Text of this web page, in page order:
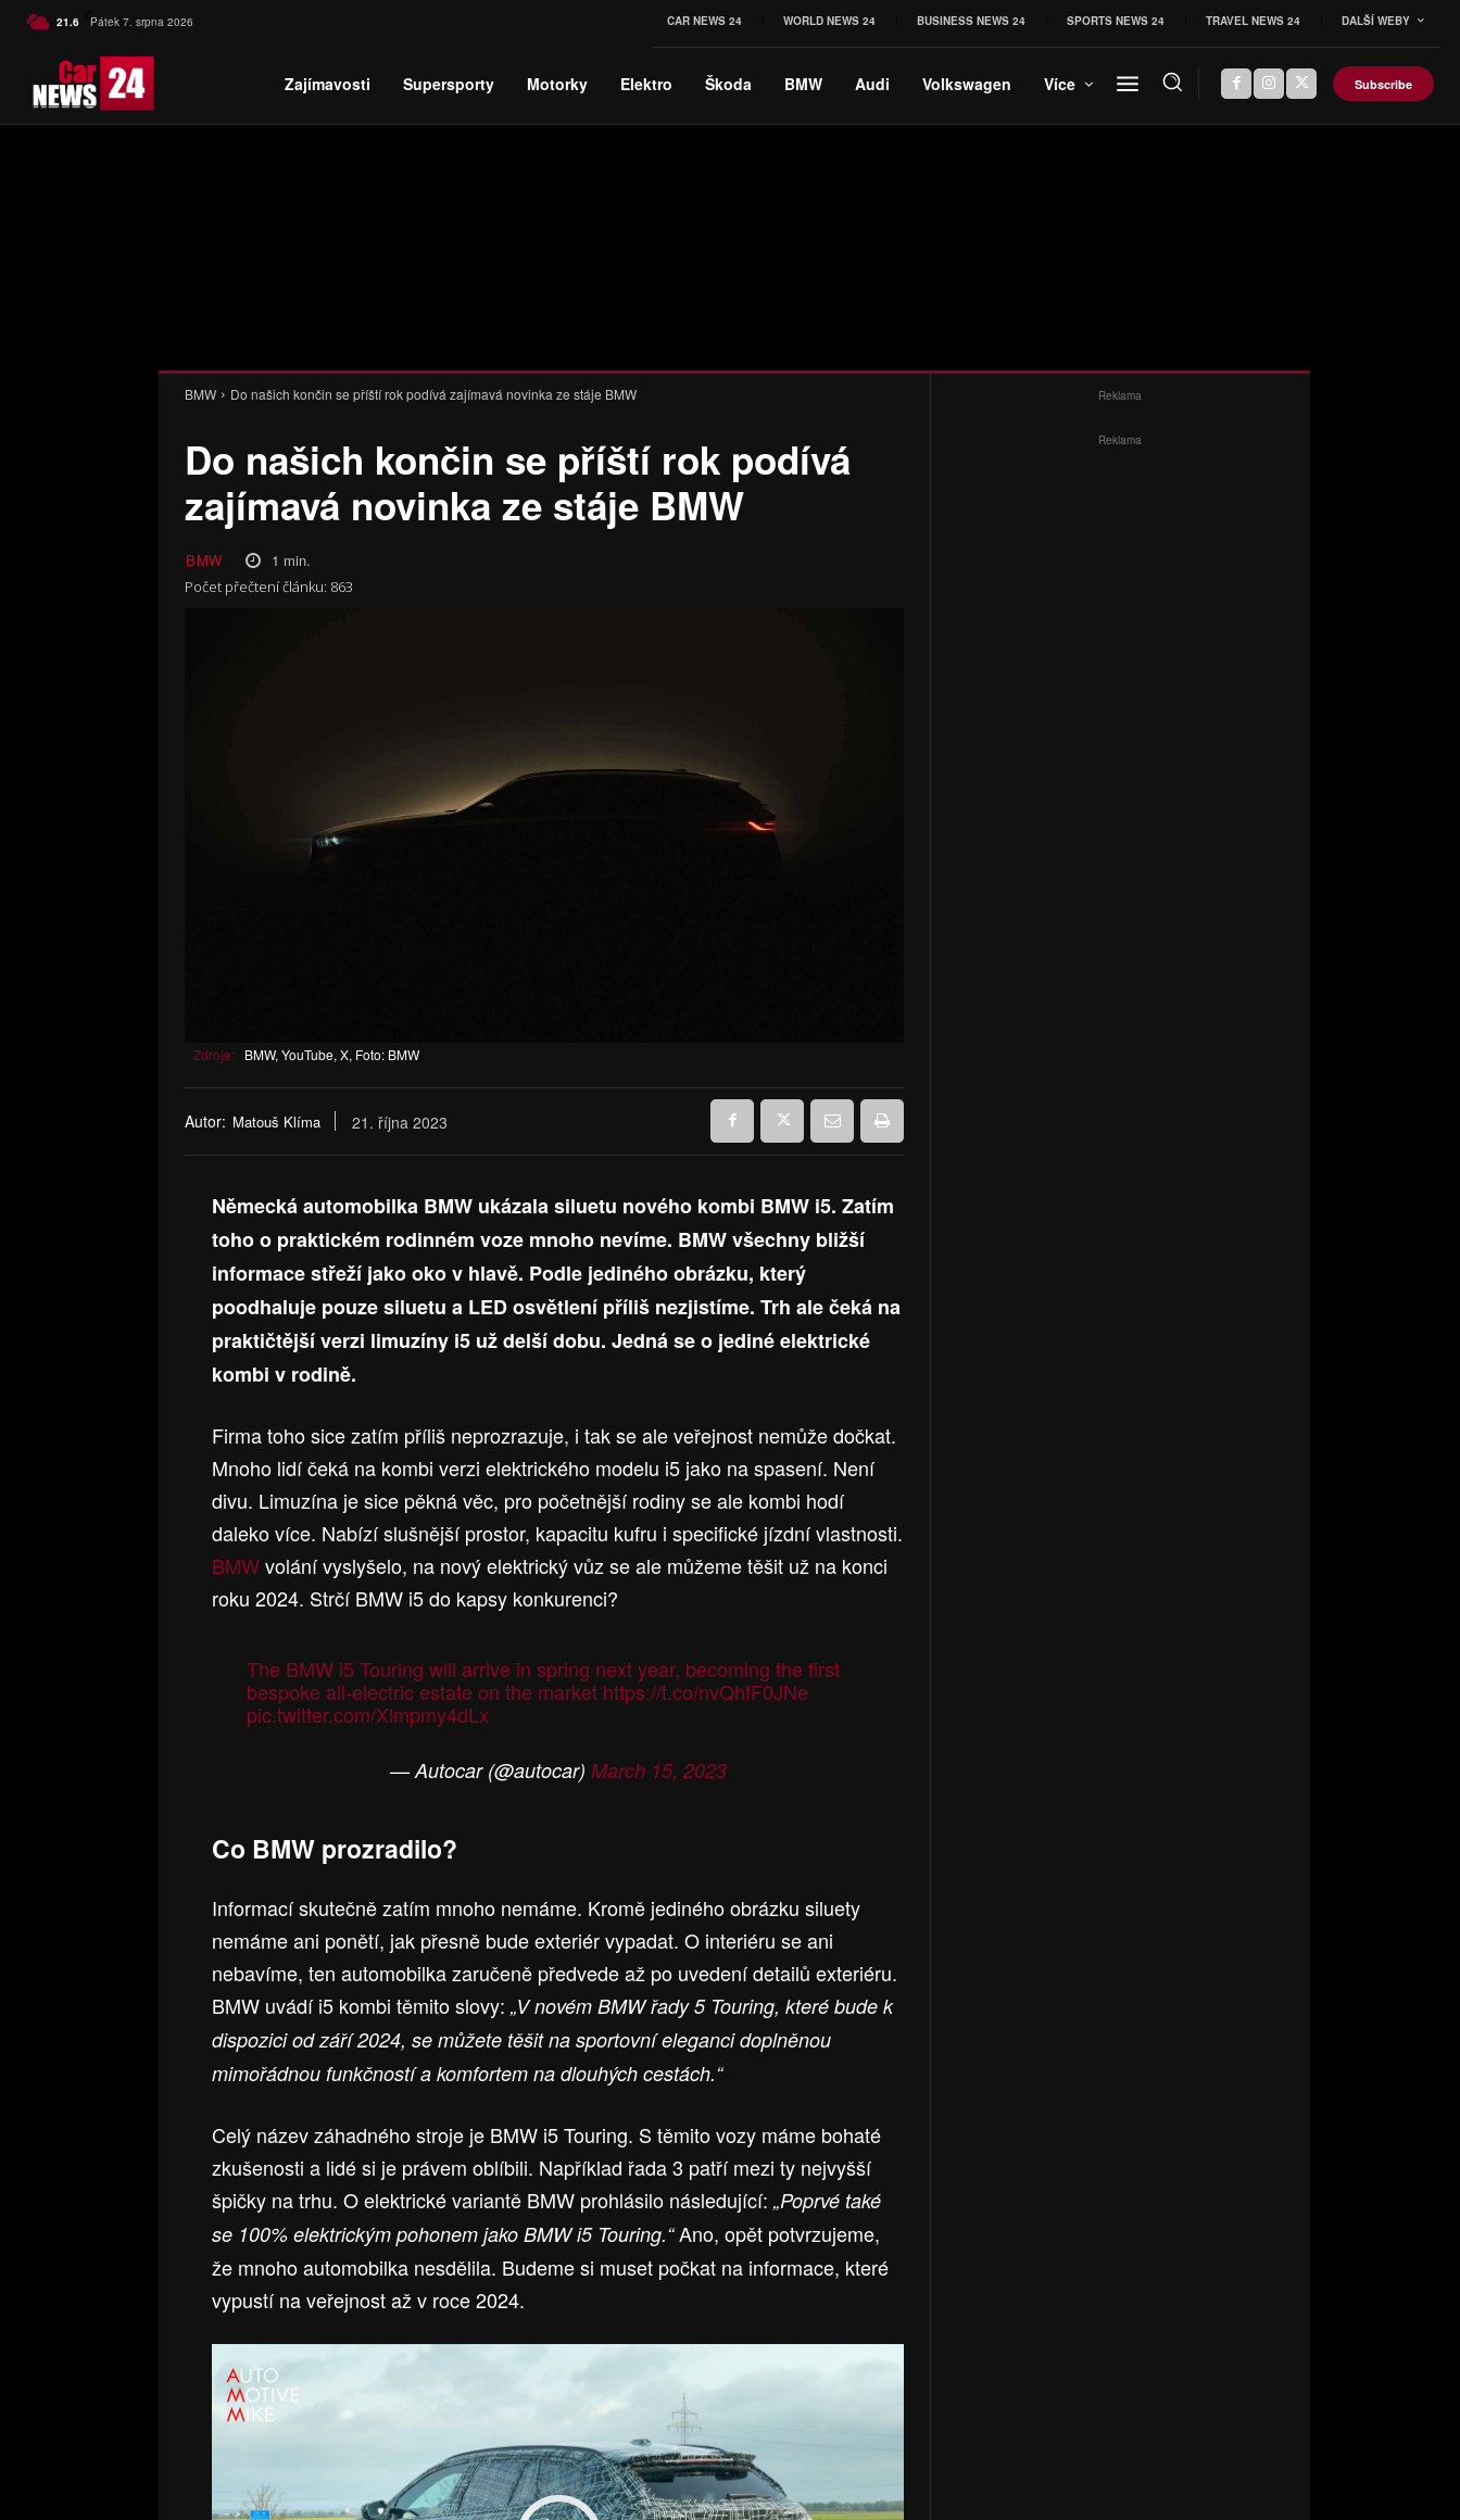
21.6 C Czech
Pátek 7. srpna 2026 CAR NEWS 24 WORLD NEWS 24 BUSINESS NEWS 24 SPORTS NEWS 24 TRAVEL NEWS 24 DALŠÍ WEBY
Zajímavosti Supersporty Motorky Elektro Škoda BMW Audi Volkswagen Více Subscribe
BMW Do našich končin se příští rok podívá zajímavá novinka ze stáje BMW
Do našich končin se příští rok podívá
zajímavá novinka ze stáje BMW
BMW 1 min.
Počet přečtení článku: 863
Zdroje: BMW, YouTube, X, Foto: BMW
Autor: Matouš Klíma 21. října 2023
Německá automobilka BMW ukázala siluetu nového kombi BMW i5. Zatím
toho o praktickém rodinném voze mnoho nevíme. BMW všechny bližší
informace střeží jako oko v hlavě. Podle jediného obrázku, který
poodhaluje pouze siluetu a LED osvětlení příliš nezjistíme. Trh ale čeká na
praktičtější verzi limuzíny i5 už delší dobu. Jedná se o jediné elektrické
kombi v rodině.
Firma toho sice zatím příliš neprozrazuje, i tak se ale veřejnost nemůže dočkat.
Mnoho lidí čeká na kombi verzi elektrického modelu i5 jako na spasení. Není
divu. Limuzína je sice pěkná věc, pro početnější rodiny se ale kombi hodí
daleko více. Nabízí slušnější prostor, kapacitu kufru i specifické jízdní vlastnosti.
BMWvolání vyslyšelo, na nový elektrický vůz se ale můžeme těšit už na konci
roku 2024. Strčí BMW i5 do kapsy konkurenci?
The BMW i5 Touring will arrive in spring next year, becoming the first
bespoke all-electric estate on the market https://t.co/nvQhfF0JNe
pic.twitter.com/Xlmpmy4dLx
— Autocar (@autocar) March 15, 2023
Co BMW prozradilo?
Informací skutečně zatím mnoho nemáme. Kromě jediného obrázku siluety
nemáme ani ponětí, jak přesně bude exteriér vypadat. O interiéru se ani
nebavíme, ten automobilka zaručeně předvede až po uvedení detailů exteriéru.
BMW uvádí i5 kombi těmito slovy: „V novém BMW řady 5 Touring, které bude k
dispozici od září 2024, se můžete těšit na sportovní eleganci doplněnou
mimořádnou funkčností a komfortem na dlouhých cestách.“
Celý název záhadného stroje je BMW i5 Touring. S těmito vozy máme bohaté
zkušenosti a lidé si je právem oblíbili. Například řada 3 patří mezi ty nejvyšší
špičky na trhu. O elektrické variantě BMW prohlásilo následující: „Poprvé také
se 100% elektrickým pohonem jako BMW i5 Touring.“Ano, opět potvrzujeme,
že mnoho automobilka nesdělila. Budeme si muset počkat na informace, které
vypustí na veřejnost až v roce 2024.
Reklama
Reklama